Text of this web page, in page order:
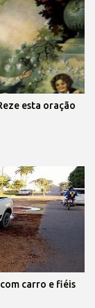
esta oração
carro e fiéis